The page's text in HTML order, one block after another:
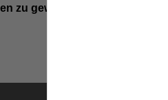
zu gewinnen.